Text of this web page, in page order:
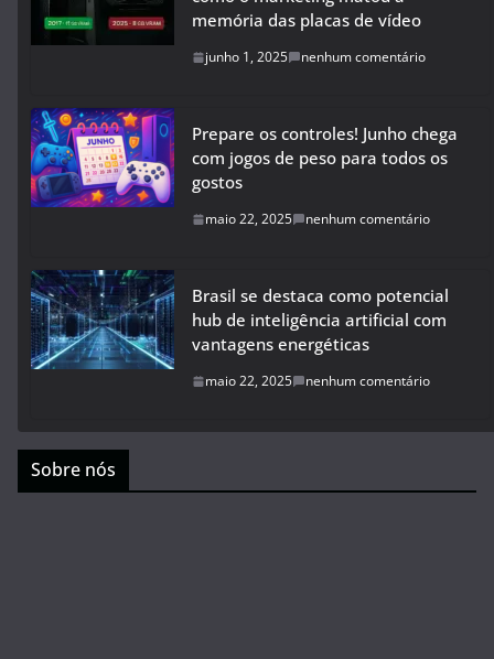
memória das placas de vídeo
junho 1, 2025 nenhum comentário
Prepare os controles! Junho chega
com jogos de peso para todos os
gostos
maio 22, 2025 nenhum comentário
Brasil se destaca como potencial
hub de inteligência artificial com
vantagens energéticas
maio 22, 2025 nenhum comentário
Sobre nós